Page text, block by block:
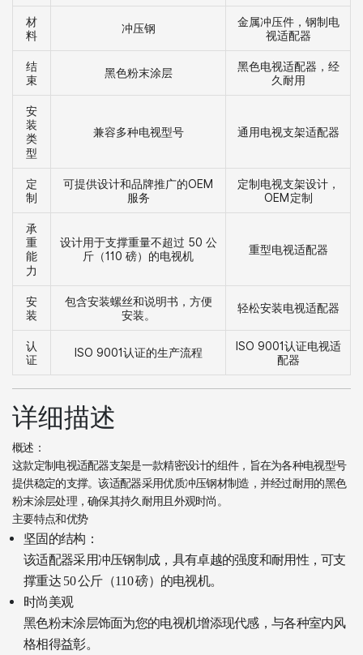
材
料
冲压钢
金属冲压件，钢制电
视适配器
结
束
黑色粉末涂层
黑色电视适配器，经
久耐用
安
装
类
型
兼容多种电视型号 通用电视支架适配器
定
制
可提供设计和品牌推广的OEM
服务
定制电视支架设计，
OEM定制
承
重
能
力
设计用于支撑重量不超过 50 公
斤（110 磅）的电视机
重型电视适配器
安
装
包含安装螺丝和说明书，方便
安装。
轻松安装电视适配器
认
证
ISO 9001认证的生产流程
ISO 9001认证电视适
配器
详细描述
概述：
这款定制电视适配器支架是一款精密设计的组件，旨在为各种电视型号
提供稳定的支撑。该适配器采用优质冲压钢材制造，并经过耐用的黑色
粉末涂层处理，确保其持久耐用且外观时尚。
主要特点和优势
坚固的结构：
该适配器采用冲压钢制成，具有卓越的强度和耐用性，可支
撑重达 50 公斤（110 磅）的电视机。
时尚美观
黑色粉末涂层饰面为您的电视机增添现代感，与各种室内风
格相得益彰。